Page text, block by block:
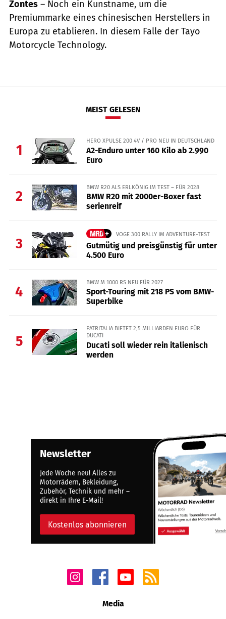
Zontes – Noch ein Kunstname, um die
Premiummarke eines chinesischen Herstellers in
Europa zu etablieren. In diesem Falle der Tayo
Motorcycle Technology.
MEIST GELESEN
1
HERO XPULSE 200 4V / PRO NEU IN DEUTSCHLAND
A2-Enduro unter 160 Kilo ab 2.990
Euro
2
BMW R20 ALS ERLKÖNIG IM TEST – FÜR 2028
BMW R20 mit 2000er-Boxer fast
serienreif
3
VOGE 300 RALLY IM ADVENTURE-TEST
Gutmütig und preisgünstig für unter
4.500 Euro
4
BMW M 1000 RS NEU FÜR 2027
Sport-Touring mit 218 PS vom BMW-
Superbike
5
PATRITALIA BIETET 2,5 MILLIARDEN EURO FÜR
DUCATI
Ducati soll wieder rein italienisch
werden
Newsletter
Jede Woche neu! Alles zu
Motorrädern, Bekleidung,
Zubehör, Technik und mehr –
direkt in Ihre E-Mail!
Kostenlos abonnieren
Media